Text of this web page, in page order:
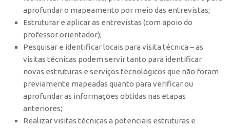
aprofundar o mapeamento por meio das entrevistas;
Estruturar e aplicar as entrevistas (com apoio do
professor orientador);
Pesquisar e identificar locais para visita técnica – as
visitas técnicas podem servir tanto para identificar
novas estruturas e serviços tecnológicos que não foram
previamente mapeadas quanto para verificar ou
aprofundar as informações obtidas nas etapas
anteriores;
Realizar visitas técnicas a potenciais estruturas e